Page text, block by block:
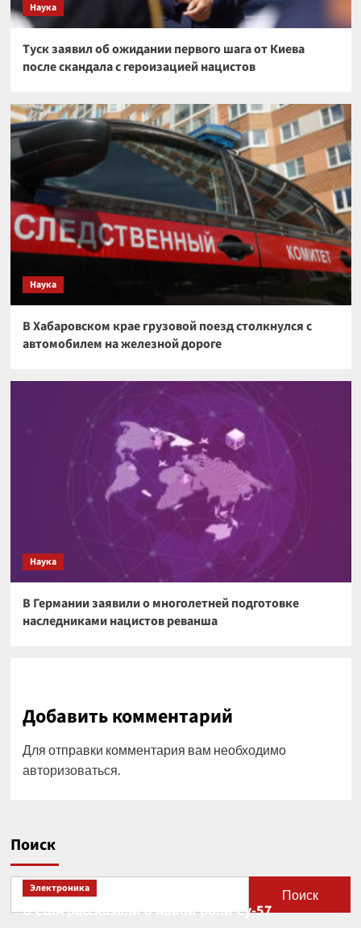
Наука
Туск заявил об ожидании первого шага от Киева
после скандала с героизацией нацистов
Наука
В Хабаровском крае грузовой поезд столкнулся с
автомобилем на железной дороге
Наука
В Германии заявили о многолетней подготовке
наследниками нацистов реванша
Добавить комментарий
Для отправки комментария вам необходимо
авторизоваться.
Поиск
Поиск
Электроника
В США рассказали о новой роли Су-57